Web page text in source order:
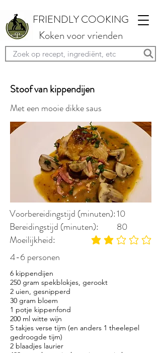
FRIENDLY COOKING
Koken voor vrienden
Stoof van kippendijen
Met een mooie dikke saus
6 kippendijen
250 gram spekblokjes, gerookt
2 uien, gesnipperd
30 gram bloem
1 potje kippenfond
200 ml witte wijn
5 takjes verse tijm (en anders 1 theelepel
gedroogde tijm)
2 blaadjes laurier
4-6 personen
gemiddelde waardering
10
80
Voorbereidingstijd (minuten):
Bereidingstijd (minuten):
Moeilijkheid: